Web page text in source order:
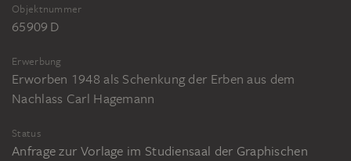
Objektnummer
65909 D
Erwerbung
Erworben 1948 als Schenkung der Erben aus dem
Nachlass Carl Hagemann
Status
Anfrage zur Vorlage im Studiensaal der Graphischen